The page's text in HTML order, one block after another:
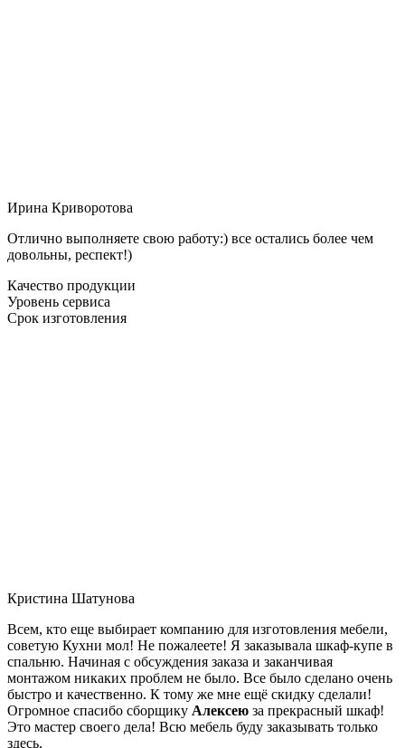
Ирина Криворотова
Отлично выполняете свою работу:) все остались более чем
довольны, респект!)
Качество продукции
Уровень сервиса
Срок изготовления
Кристина Шатунова
Всем, кто еще выбирает компанию для изготовления мебели,
советую Кухни мол! Не пожалеете! Я заказывала шкаф-купе в
спальню. Начиная с обсуждения заказа и заканчивая
монтажом никаких проблем не было. Все было сделано очень
быстро и качественно. К тому же мне ещё скидку сделали!
Огромное спасибо сборщику Алексею за прекрасный шкаф!
Это мастер своего дела! Всю мебель буду заказывать только
здесь.